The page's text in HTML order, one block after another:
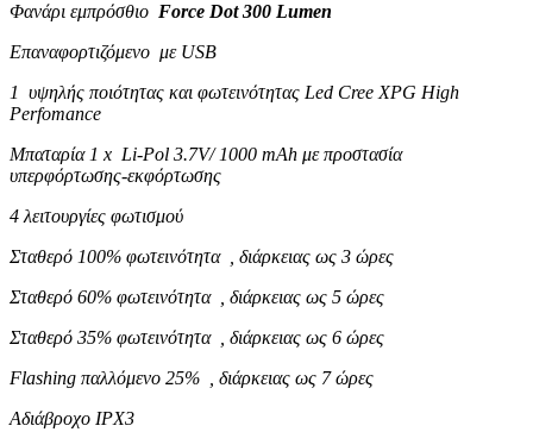
Φανάρι εμπρόσθιο Force Dot 300 Lumen
Επαναφορτιζόμενο με USB
1 υψηλής ποιότητας και φωτεινότητας Led Cree XPG High
Perfomance
Μπαταρία 1 x Li-Pol 3.7V/ 1000 mAh με προστασία
υπερφόρτωσης-εκφόρτωσης
4 λειτουργίες φωτισμού
Σταθερό 100% φωτεινότητα , διάρκειας ως 3 ώρες
Σταθερό 60% φωτεινότητα , διάρκειας ως 5 ώρες
Σταθερό 35% φωτεινότητα , διάρκειας ως 6 ώρες
Flashing παλλόμενο 25% , διάρκειας ως 7 ώρες
Αδιάβροχο IPX3